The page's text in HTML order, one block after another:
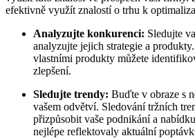
efektivně využít znalostí o trhu k
Analyzujte konkurenci: Sledujte
analyzujte jejich strategie a
vlastními produkty můžete
zlepšení.
Sledujte trendy: Buďte v obraze s
vašem odvětví. Sledování tržních
přizpůsobit vaše podnikání a
nejlépe reflektovaly aktuální